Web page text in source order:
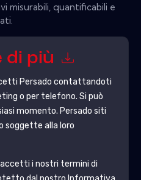
misurabili, quantificabili e
di più
Persado contattandoti
o per telefono. Si può
momento. Persado siti
soggette alla loro
accetti i nostri termini di